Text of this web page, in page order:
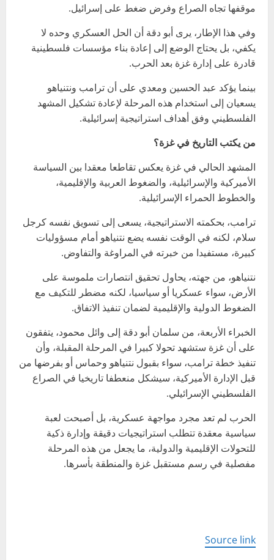
موقفها تجاه الصراع وفرض ضغط على إسرائيل.
وفي هذا الإطار، يرى أبو دقة أن الحل العسكري وحده لا
يكفي، بل يحتاج الوضع إلى إعادة بناء مؤسسات فلسطينية
قادرة على إدارة غزة بعد الحرب.
بينما يؤكد عبد الحسين ومعدي على أن ترامب ونتنياهو
يسعيان إلى استخدام هذه المرحلة لإعادة تشكيل المشهد
الفلسطيني وفق أهداف استراتيجية إسرائيلية.
من يكتب التاريخ في غزة؟
المشهد الحالي في غزة يعكس تقاطعا معقدا بين السياسة
الأميركية والإسرائيلية، والضغوط العربية والإقليمية،
والخطوط الحمراء الإسرائيلية.
ترامب، بحكمته الاستراتيجية، يسعى إلى تسويق نفسه كرجل
سلام، لكنه في الوقت نفسه يضع نتنياهو أمام مسؤوليات
كبيرة، مستفيدا من خبرته في المراوغة والتفاوض.
نتنياهو، من جهته، يحاول تحقيق انتصارات ملموسة على
الأرض، سواء عسكريا أو سياسيا، لكنه مضطر للتكيف مع
الضغوط الدولية والإقليمية لضمان تنفيذ الاتفاق.
الخبراء الأربعة، من سلمان أبو دقة إلى وائل محمود، يتفقون
على أن غزة ستشهد تحولا كبيرا في المرحلة المقبلة، وأن
تنفيذ خطة ترامب، سواء بقبول نتنياهو وحماس أو بفرضها من
قبل الإدارة الأميركية، سيشكل منعطفا تاريخيا في الصراع
الفلسطيني الإسرائيلي.
الحرب لم تعد مجرد مواجهة عسكرية، بل أصبحت لعبة
سياسية معقدة تتطلب استراتيجيات دقيقة وإدارة ذكية
للتحولات الإقليمية والدولية، ما يجعل من هذه المرحلة
مفصلية في رسم مستقبل غزة والمنطقة بأسرها.
Source link